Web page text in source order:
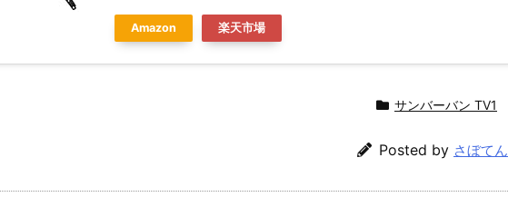
Amazon 楽天市場
サンバーバン TV1
Posted by さぼてん